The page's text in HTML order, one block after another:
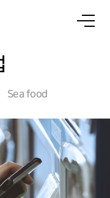
Sea food